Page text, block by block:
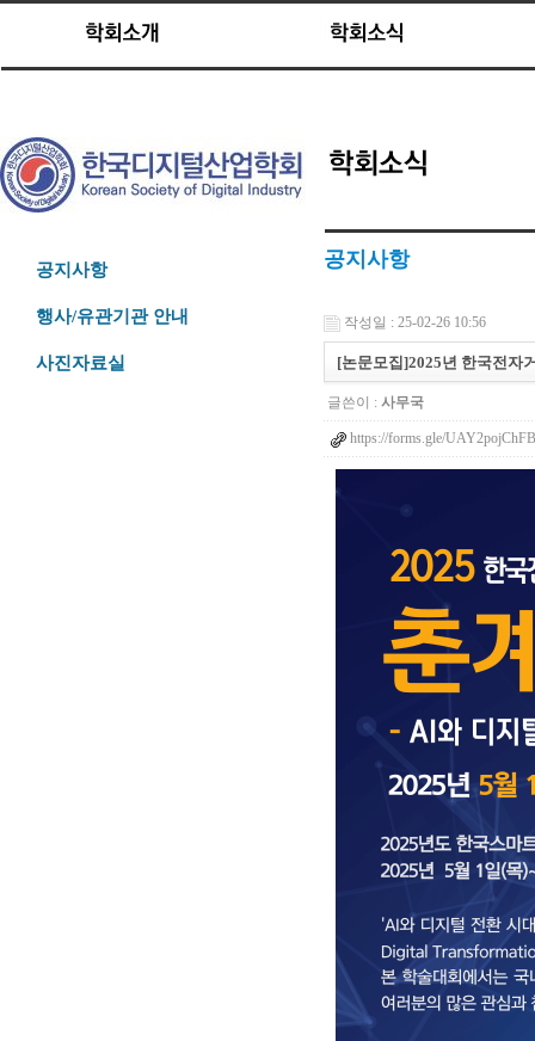
공지사항
행사/유관기관 안내
사진자료실
공지사항
작성일 : 25-02-26 10:56
[논문모집]2025년 한국전자
글쓴이 : 사무국
https://forms.gle/